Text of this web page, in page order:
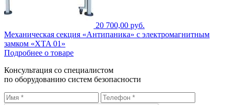
20 700,00 руб.
Механическая секция «Антипаника» с электромагнитным
замком «XTA 01»
Подробнее о товаре
Консультация со специалистом
по оборудованию систем безопасности